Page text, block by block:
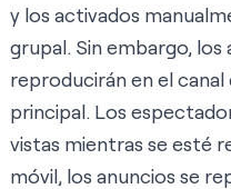
y los activados
grupal. Sin embargo, los
reproducirán en el
principal. Los
vistas mientras se esté
móvil, los anuncios se